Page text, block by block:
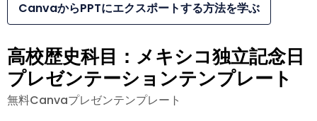
CanvaからPPTにエクスポートする方法を学ぶ
高校歴史科目：メキシコ独立記念日
プレゼンテーションテンプレート
無料Canvaプレゼンテンプレート